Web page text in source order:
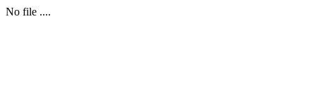
No file ....